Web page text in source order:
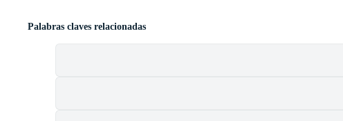
Palabras claves relacionadas